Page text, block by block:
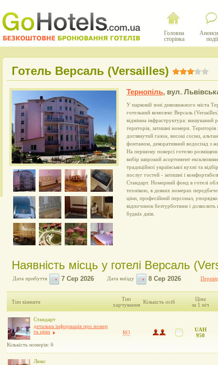
Головна
сторінка
події
Готель Версаль (Versailles)
Тернопіль, вул.
У парковій зоні дивовижного міста
готельний комплекс Версаль
відмінна інфраструктура: вишуканий
територія, затишні номери.
доглянутий газон, високі сосни,
фонтаном, декоративний водоспад з
На першому поверсі готелю
вибір широкий асортимент
традиційної української кухні та
послуг гостей - затишні і
Стандарт. Номерний фонд в готелі
технікою, в деяких номерах
ціни, професійний персонал,
відпочинок безтурботним і
будніх днів.
Наявність місць у готелі Версаль
Дата прибуття Дата виїзду
Тип кімнати
Тип
харчування Кількість осіб
Ціна
за 1 ніч
Стандарт
детальна інформація про номер
та ціни
Кількість номерів: 6
RO
UAH
950
Люкс